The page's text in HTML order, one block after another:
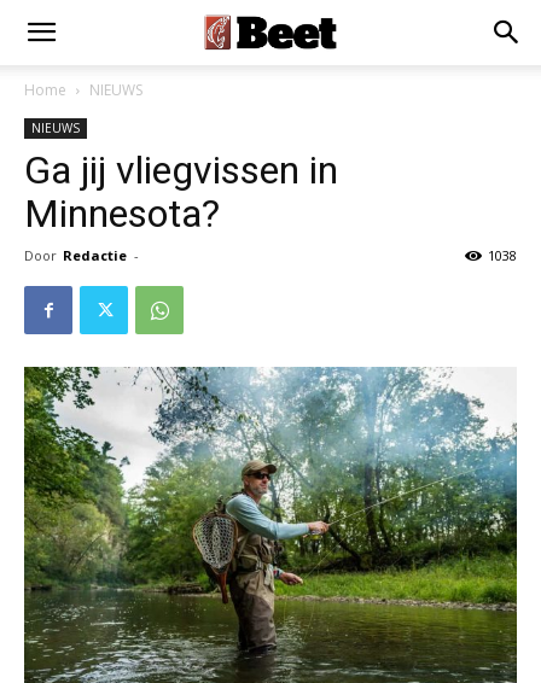
Home NIEUWS
NIEUWS
Ga jij vliegvissen in
Minnesota?
Door Redactie - 1038